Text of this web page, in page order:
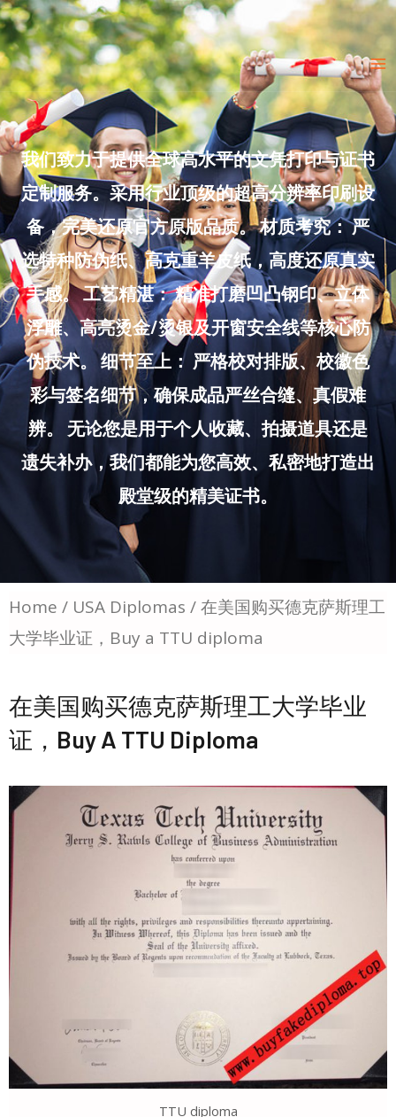
Skip
to
content
我们致力于提供全球高水平的文凭打印与证书
定制服务。采用行业顶级的超高分辨率印刷设
备，完美还原官方原版品质。 材质考究： 严
选特种防伪纸、高克重羊皮纸，高度还原真实
手感。 工艺精湛： 精准打磨凹凸钢印、立体
浮雕、高亮烫金/烫银及开窗安全线等核心防
伪技术。 细节至上： 严格校对排版、校徽色
彩与签名细节，确保成品严丝合缝、真假难
辨。 无论您是用于个人收藏、拍摄道具还是
遗失补办，我们都能为您高效、私密地打造出
殿堂级的精美证书。
Home / USA Diplomas / 在美国购买德克萨斯理工
大学毕业证，Buy a TTU diploma
在美国购买德克萨斯理工大学毕业
证，Buy A TTU Diploma
TTU diploma